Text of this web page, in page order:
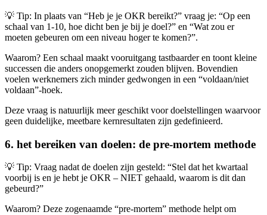
💡 Tip: In plaats van “Heb je je OKR bereikt?” vraag je: “Op een
schaal van 1-10, hoe dicht ben je bij je doel?” en “Wat zou er
moeten gebeuren om een niveau hoger te komen?”.
Waarom? Een schaal maakt vooruitgang tastbaarder en toont kleine
successen die anders onopgemerkt zouden blijven. Bovendien
voelen werknemers zich minder gedwongen in een “voldaan/niet
voldaan”-hoek.
Deze vraag is natuurlijk meer geschikt voor doelstellingen waarvoor
geen duidelijke, meetbare kernresultaten zijn gedefinieerd.
6. het bereiken van doelen: de pre-mortem methode
💡 Tip: Vraag nadat de doelen zijn gesteld: “Stel dat het kwartaal
voorbij is en je hebt je OKR – NIET gehaald, waarom is dit dan
gebeurd?”
Waarom? Deze zogenaamde “pre-mortem” methode helpt om